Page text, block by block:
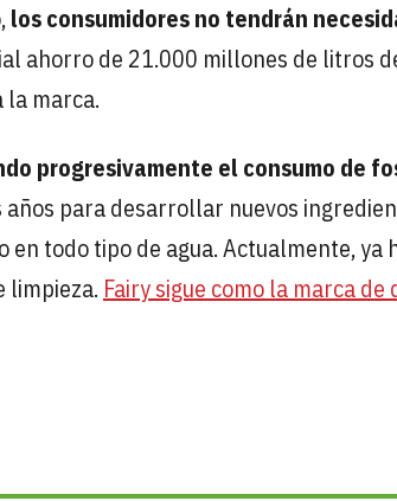
los consumidores no tendrán
ahorro de 21.000 millones de litros
la marca.
progresivamente el consumo de
para desarrollar nuevos
todo tipo de agua. Actualmente,
limpieza. Fairy sigue como la marca